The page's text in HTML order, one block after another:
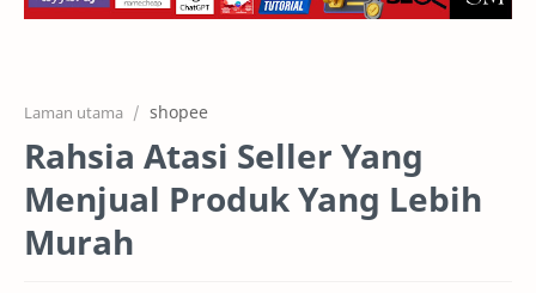
Laman utama shopee
Rahsia Atasi Seller Yang
Menjual Produk Yang Lebih
Murah